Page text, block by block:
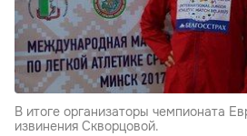
В итоге организаторы чемпионата
извинения Скворцовой.